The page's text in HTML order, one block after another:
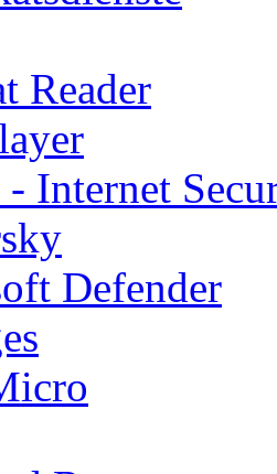
Reader
Internet
Defender